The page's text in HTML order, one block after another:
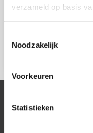
verzameld op basis
Noodzakelijk
Voorkeuren
Statistieken
Lederland